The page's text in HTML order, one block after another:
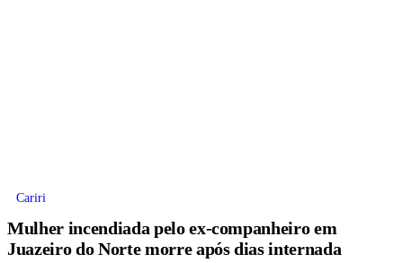
Cariri
Mulher incendiada pelo ex-companheiro em
Juazeiro do Norte morre após dias internada